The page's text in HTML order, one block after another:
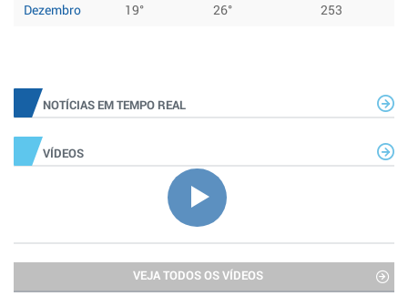
Dezembro
19° 26° 253
NOTÍCIAS EM TEMPO REAL
VÍDEOS
VEJA TODOS OS VÍDEOS